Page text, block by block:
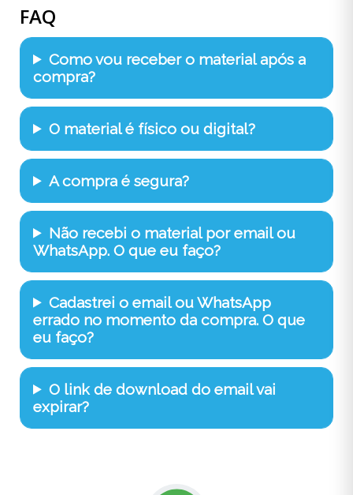
FAQ
Como vou receber o material após a
compra?
O material é físico ou digital?
A compra é segura?
Não recebi o material por email ou
WhatsApp. O que eu faço?
Cadastrei o email ou WhatsApp
errado no momento da compra. O que
eu faço?
O link de download do email vai
expirar?